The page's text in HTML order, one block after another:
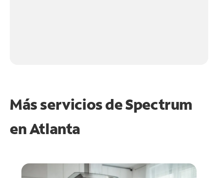
Más servicios de Spectrum
enAtlanta